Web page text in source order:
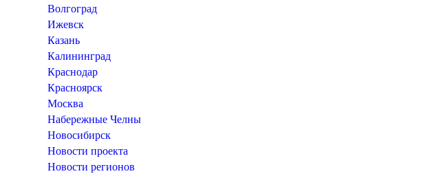
Волгоград
Ижевск
Казань
Калининград
Краснодар
Красноярск
Москва
Набережные Челны
Новосибирск
Новости проекта
Новости регионов